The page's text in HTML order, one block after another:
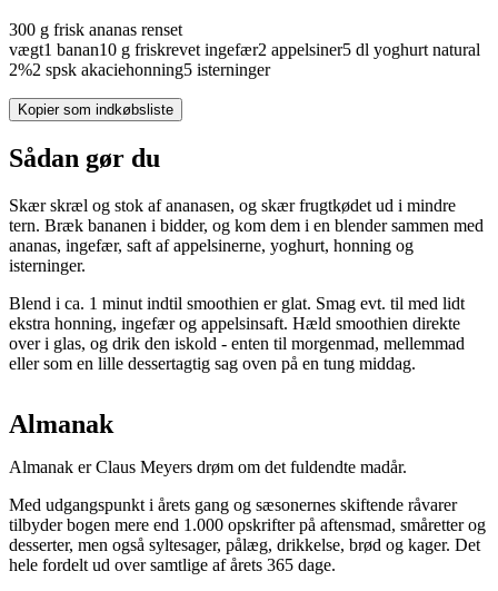
300 g frisk ananas renset
vægt1 banan10 g friskrevet ingefær2 appelsiner5 dl yoghurt natural
2%2 spsk akaciehonning5 isterninger
Kopier som indkøbsliste
Sådan gør du
Skær skræl og stok af ananasen, og skær frugtkødet ud i mindre
tern. Bræk bananen i bidder, og kom dem i en blender sammen med
ananas, ingefær, saft af appelsinerne, yoghurt, honning og
isterninger.
Blend i ca. 1 minut indtil smoothien er glat. Smag evt. til med lidt
ekstra honning, ingefær og appelsinsaft. Hæld smoothien direkte
over i glas, og drik den iskold - enten til morgenmad, mellemmad
eller som en lille dessertagtig sag oven på en tung middag.
Almanak
Almanak er Claus Meyers drøm om det fuldendte madår.
Med udgangspunkt i årets gang og sæsonernes skiftende råvarer
tilbyder bogen mere end 1.000 opskrifter på aftensmad, småretter og
desserter, men også syltesager, pålæg, drikkelse, brød og kager. Det
hele fordelt ud over samtlige af årets 365 dage.